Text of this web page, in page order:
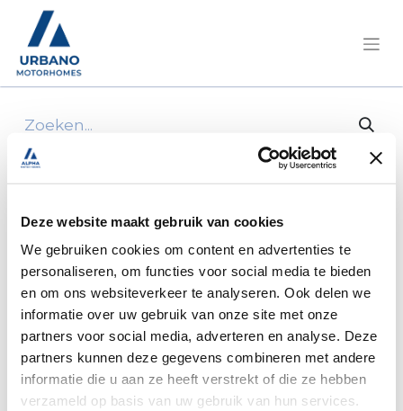
Deze website maakt gebruik van cookies
We gebruiken cookies om content en advertenties te
personaliseren, om functies voor social media te bieden
en om ons websiteverkeer te analyseren. Ook delen we
informatie over uw gebruik van onze site met onze
partners voor social media, adverteren en analyse. Deze
partners kunnen deze gegevens combineren met andere
informatie die u aan ze heeft verstrekt of die ze hebben
verzameld op basis van uw gebruik van hun services.
Alle producten 1 licht pl 130 stekkerdoos wit